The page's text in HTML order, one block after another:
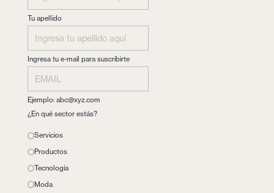
Tu apellido
Ingresa tu e-mail para suscribirte
Ejemplo: abc@xyz.com
¿En qué sector estás?
Servicios
Productos
Tecnología
Moda